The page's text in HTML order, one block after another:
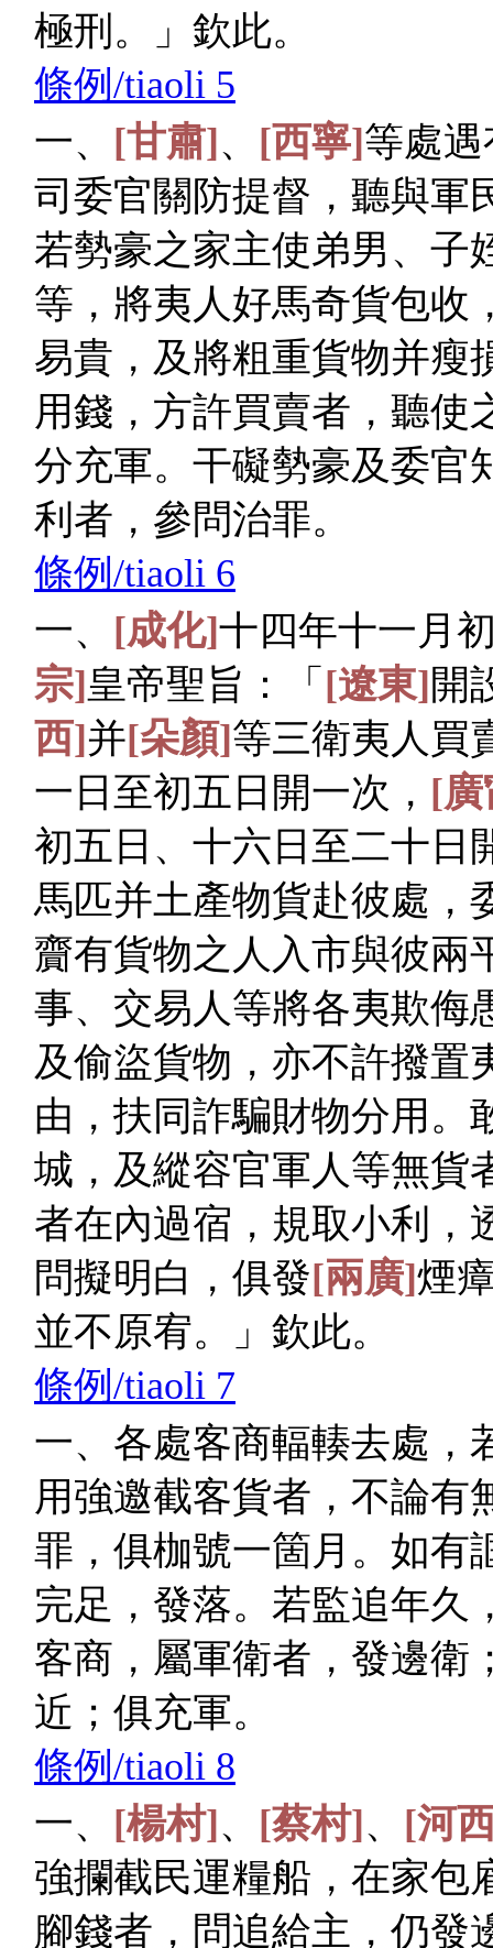
極刑。」欽此。
條例/tiaoli 5
一、 [甘肅]、 [西寧]等處
司委官關防提督，聽與軍
若勢豪之家主使弟男、子
等，將夷人好馬奇貨包收
易貴，及將粗重貨物并瘦
用錢，方許買賣者，聽使
分充軍。干礙勢豪及委官
利者，參問治罪。
條例/tiaoli 6
一、 [成化]十四年十一月
宗]皇帝聖旨：「 [遼東]開
西]并[朵顏]等三衛夷人買
一日至初五日開一次， [
初五日、十六日至二十日
馬匹并土產物貨赴彼處，
齎有貨物之人入市與彼兩
事、交易人等將各夷欺侮
及偷盜貨物，亦不許撥置
由，扶同詐騙財物分用。
城，及縱容官軍人等無貨
者在內過宿，規取小利，
問擬明白，俱發[兩廣]煙
並不原宥。」欽此。
條例/tiaoli 7
一、各處客商輻輳去處，
用強邀截客貨者，不論有
罪，俱枷號一箇月。如有
完足，發落。若監追年久
客商，屬軍衛者，發邊衛
近；俱充軍。
條例/tiaoli 8
一、 [楊村]、 [蔡村]、 [河
強攔截民運糧船，在家包
腳錢者，問追給主，仍發